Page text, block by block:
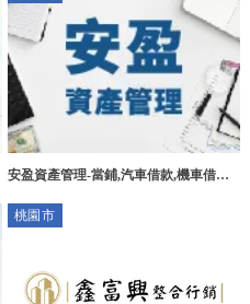
安盈資產管理-當鋪,汽車借款,機車借款,
南機車借款,台南免留車借款,永康區當鋪
桃園市